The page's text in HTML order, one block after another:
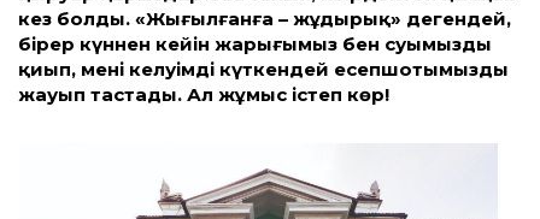
кез болды. «Жығылғанға – жұдырық» дегендей,
бірер күннен кейін жарығымыз бен суымызды
қиып, менің келуімді күткендей есепшотымызды
жауып тастады. Ал жұмыс істеп көр!